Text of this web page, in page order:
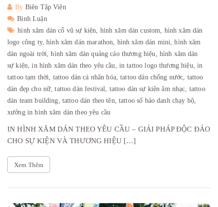
By Biên Tập Viên
Bình Luận
hình xăm dán cổ vũ sự kiện, hình xăm dán custom, hình xăm dán
logo công ty,hình xăm dán marathon, hình xăm dán mini,hình xăm
dán ngoài trời,hình xăm dán quảng cáo thương hiệu, hình xăm dán
sự kiện,in hình xăm dán theo yêu cầu, in tattoo logo thương hiệu,in
tattoo tạm thời, tattoo dán cá nhân hóa,tattoo dán chống nước, tattoo
dán đẹp cho nữ,tattoo dán festival, tattoo dán sự kiện âm nhạc, tattoo
dán team building, tattoo dán theo tên,tattoo số báo danh chạy bộ,
xưởng in hình xăm dán theo yêu cầu
IN HÌNH XĂM DÁN THEO YÊU CẦU – GIẢI PHÁP ĐỘC ĐÁO
CHO SỰ KIỆN VÀ THƯƠNG HIỆU […]
Xem Thêm